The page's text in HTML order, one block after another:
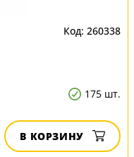
260338
175 шт.
В КОРЗИНУ